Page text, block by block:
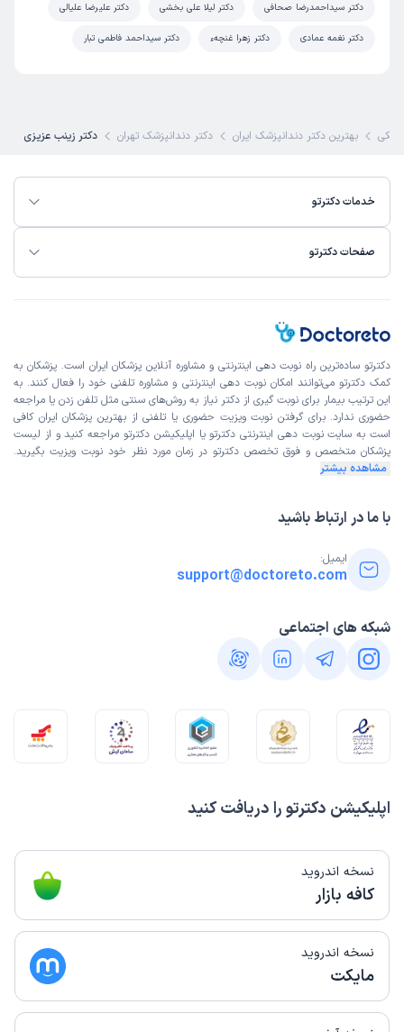
دکتر سیداحمدرضا صحافی دکتر لیلا علی بخشی دکتر علیرضا علیالی
دکتر نغمه عمادی دکتر زهرا غنچهء دکتر سیداحمد فاطمی تبار
بهترین دکتر دندانپزشک ایران دکتر دندانپزشک تهران دکتر زینب عزیزی
خدمات دکترتو
صفحات دکترتو
اپلیکیشن دکترتو را دریافت کنید
نسخه اندروید
کافه بازار
نسخه اندروید
مایکت
دکترتو ساده‌ترین راه نوبت‌ دهی اینترنتی و مشاوره آنلاین پزشکان ایران است. پزشکان به
کمک دکترتو می‌توانند امکان نوبت دهی اینترنتی و مشاوره تلفنی خود را فعال کنند. به
این ترتیب بیمار برای نوبت گیری از دکتر نیاز به روش‌های سنتی مثل تلفن زدن یا مراجعه
حضوری ندارد. برای گرفتن نوبت ویزیت حضوری یا تلفنی از بهترین پزشکان ایران کافی
است به سایت نوبت دهی اینترنتی دکترتو یا اپلیکیشن دکترتو مراجعه کنید و از لیست
پزشکان متخصص و فوق تخصص دکترتو در زمان مورد نظر خود نوبت ویزیت بگیرید.
مشاهده بیشتر
با ما در ارتباط باشید
ایمیل:
support@doctoreto.com
شبکه های اجتماعی